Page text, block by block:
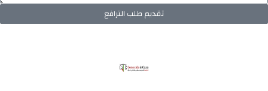
تقديم طلب الترافع